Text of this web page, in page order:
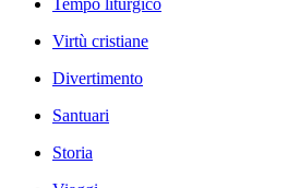
Tempo liturgico
Virtù cristiane
Divertimento
Santuari
Storia